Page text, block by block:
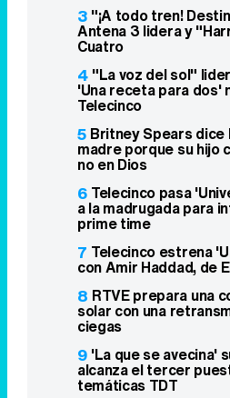
3 "¡A todo tren!
Antena 3 lidera y
Cuatro
4 "La voz del sol"
'Una receta para dos'
Telecinco
5 Britney Spears
madre porque su hijo
no en Dios
6 Telecinco pasa
a la madrugada para
prime time
7 Telecinco estrena
con Amir Haddad, de
8 RTVE prepara una
solar con una
ciegas
9 'La que se avecina'
alcanza el tercer
temáticas TDT